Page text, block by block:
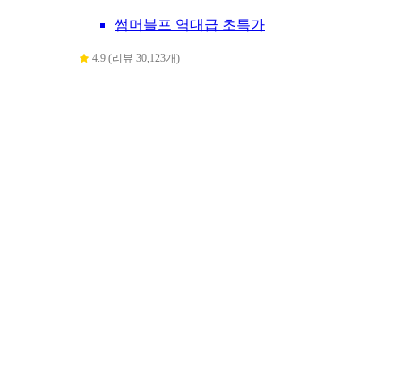
썸머블프 역대급 초특가
4.9 (리뷰 30,123개)